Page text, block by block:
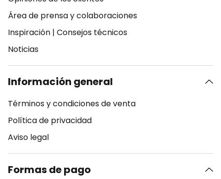
Área de prensa y colaboraciones
Inspiración | Consejos técnicos
Noticias
Información general
Términos y condiciones de venta
Política de privacidad
Aviso legal
Formas de pago